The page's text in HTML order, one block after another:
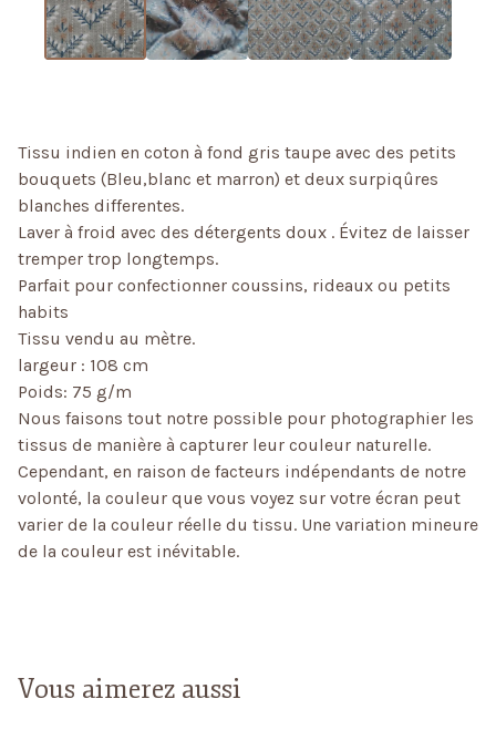
Tissu indien en coton à fond gris taupe avec des petits
bouquets (Bleu,blanc et marron) et deux surpiqûres
blanches differentes.
Laver à froid avec des détergents doux . Évitez de laisser
tremper trop longtemps.
Parfait pour confectionner coussins, rideaux ou petits
habits
Tissu vendu au mètre.
largeur : 108 cm
Poids: 75 g/m
Nous faisons tout notre possible pour photographier les
tissus de manière à capturer leur couleur naturelle.
Cependant, en raison de facteurs indépendants de notre
volonté, la couleur que vous voyez sur votre écran peut
varier de la couleur réelle du tissu. Une variation mineure
de la couleur est inévitable.
Vous aimerez aussi